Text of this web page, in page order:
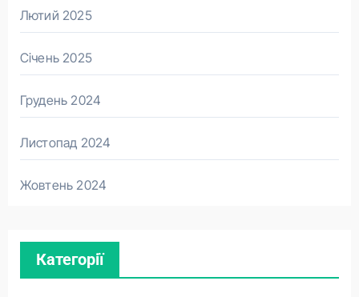
Лютий 2025
Січень 2025
Грудень 2024
Листопад 2024
Жовтень 2024
Категорії